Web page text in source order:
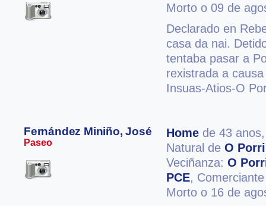
Morto o 09 de
Declarado en
casa da nai.
tentaba pasar a
rexistrada a
Insuas-Atios-O
Fernández Miniño, José
Paseo
Home de 43
Natural de O
Veciñanza: O
PCE, Comerciante
Morto o 16 de